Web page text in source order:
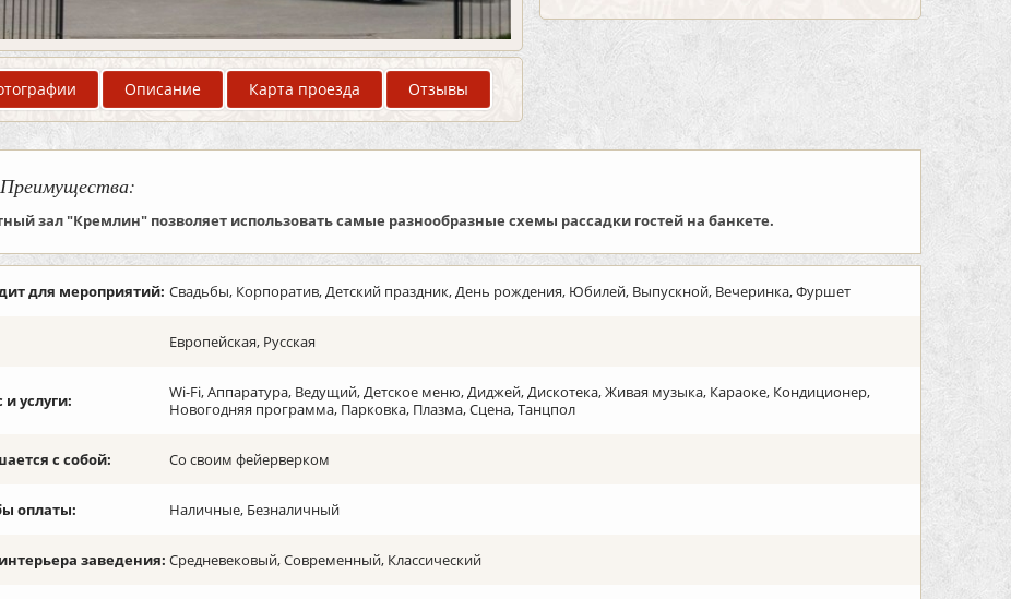
Описание Карта проезда Отзывы
Преимущества:
зал "Кремлин" позволяет использовать самые разнообразные схемы рассадки гостей на банкете.
для мероприятий: Свадьбы, Корпоратив, Детский праздник, День рождения, Юбилей, Выпускной, Вечеринка, Фуршет
Европейская, Русская
и услуги:
Wi-Fi, Аппаратура, Ведущий, Детское меню, Диджей, Дискотека, Живая музыка, Караоке, Кондиционер,
Новогодняя программа, Парковка, Плазма, Сцена, Танцпол
с собой: Со своим фейерверком
оплаты: Наличные, Безналичный
заведения: Средневековый, Современный, Классический